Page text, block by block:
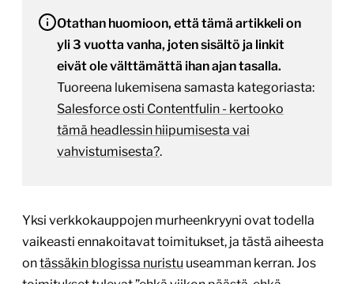
Otathan huomioon, että tämä artikkeli on
yli 3 vuotta vanha, joten sisältö ja linkit
eivät ole välttämättä ihan ajan tasalla.
Tuoreena lukemisena samasta kategoriasta:
Salesforce osti Contentfulin - kertooko
tämä headlessin hiipumisesta vai
vahvistumisesta?.
Yksi verkkokauppojen murheenkryyni ovat todella
vaikeasti ennakoitavat toimitukset, ja tästä aiheesta
ontässäkin blogissa nuristu useamman kerran. Jos